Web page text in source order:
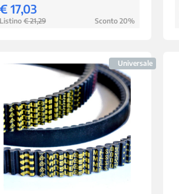
17,03
€ 21,29 Sconto 20%
Universale